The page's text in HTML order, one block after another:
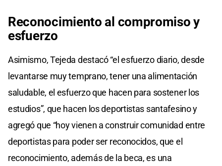
Reconocimiento al compromiso y
esfuerzo
Asimismo, Tejeda destacó “el esfuerzo diario, desde
levantarse muy temprano, tener una alimentación
saludable, el esfuerzo que hacen para sostener los
estudios”, que hacen los deportistas santafesino y
agregó que “hoy vienen a construir comunidad entre
deportistas para poder ser reconocidos, que el
reconocimiento, además de la beca, es una